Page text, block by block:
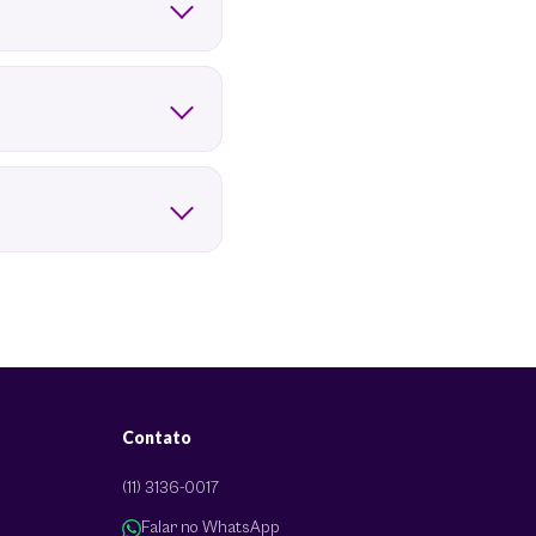
Contato
(11) 3136-0017
Falar no WhatsApp